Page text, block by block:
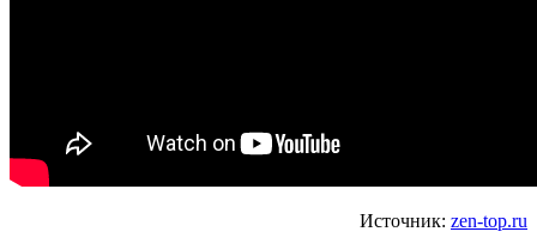
Источник: zen-top.ru